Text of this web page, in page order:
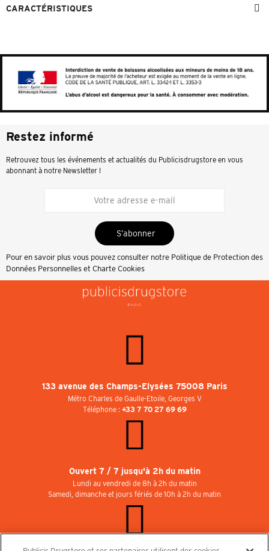
CARACTÉRISTIQUES
Restez informé
Retrouvez tous les événements et actualités du Publicisdrugstore en vous
abonnant à notre Newsletter !
S’abonner
Pour en savoir plus vous pouvez consulter notre Politique de Protection des
Données Personnelles et Charte Cookies
133 avenue des Champs-Elysées 75008 Paris
Métro Charles de Gaulle-Etoile, Georges V
Téléphone : +33 7 70 27 69 69
Ouvert 7 / 7 jusqu'à 2h du matin
Lundi au vendredi de 8h à 2h du matin
Samedi, dimanche et jours fériés de 10h à 2h du matin